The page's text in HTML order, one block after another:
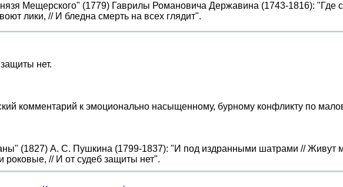
Мещерского" (1779) Гаврилы Романовича Державина (1743-1816): "Где
лики, // И бледна смерть на всех глядит".
нет.
комментарий к эмоционально насыщенному, бурному конфликту по
(1827) А. С. Пушкина (1799-1837): "И под издранными шатрами // Живут
роковые, // И от судеб защиты нет".